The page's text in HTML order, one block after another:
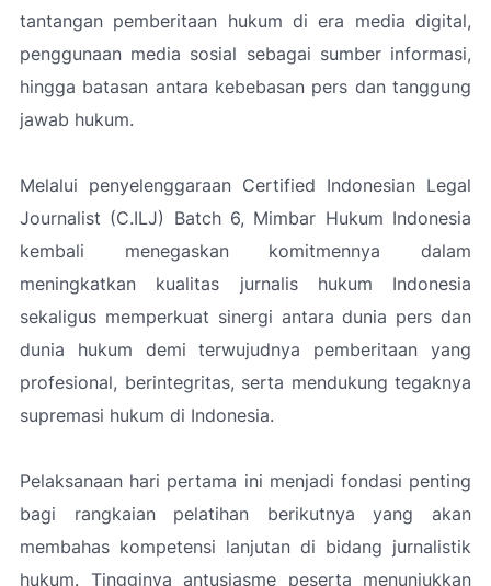
tantangan pemberitaan hukum di era media digital,
penggunaan media sosial sebagai sumber informasi,
hingga batasan antara kebebasan pers dan tanggung
jawab hukum.
Melalui penyelenggaraan Certified Indonesian Legal
Journalist (C.ILJ) Batch 6, Mimbar Hukum Indonesia
kembali menegaskan komitmennya dalam
meningkatkan kualitas jurnalis hukum Indonesia
sekaligus memperkuat sinergi antara dunia pers dan
dunia hukum demi terwujudnya pemberitaan yang
profesional, berintegritas, serta mendukung tegaknya
supremasi hukum di Indonesia.
Pelaksanaan hari pertama ini menjadi fondasi penting
bagi rangkaian pelatihan berikutnya yang akan
membahas kompetensi lanjutan di bidang jurnalistik
hukum. Tingginya antusiasme peserta menunjukkan